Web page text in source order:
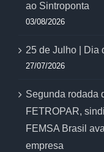
ao Sintroponta
03/08/2026
25 de Julho | Dia
27/07/2026
Segunda rodada
FETROPAR,
FEMSA Brasil
empresa